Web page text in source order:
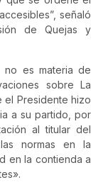
señaló
de Quejas y
no es materia de
sobre La
el Presidente hizo
a su partido, por
al titular del
normas en la
en la contienda a